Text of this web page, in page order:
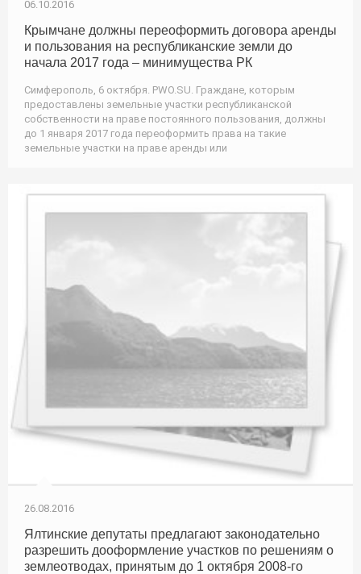
06.10.2016
Крымчане должны переоформить договора аренды
и пользования на республиканские земли до
начала 2017 года – минимущества РК
Симферополь, 6 октября. PWO.SU. Граждане, которым
предоставлены земельные участки республиканской
собственности на праве постоянного пользования, должны
до 1 января 2017 года переоформить права на такие
земельные участки на праве аренды или
26.08.2016
Ялтинские депутаты предлагают законодательно
разрешить дооформление участков по решениям о
землеотводах, принятым до 1 октября 2008-го